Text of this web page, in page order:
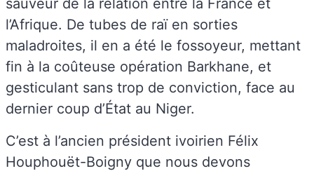
sauveur de la relation entre la France et
l’Afrique. De tubes de raï en sorties
maladroites, il en a été le fossoyeur, mettant
fin à la coûteuse opération Barkhane, et
gesticulant sans trop de conviction, face au
dernier coup d’État au Niger.
C’est à l’ancien président ivoirien Félix
Houphouët-Boigny que nous devons